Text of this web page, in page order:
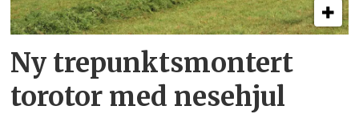
Ny trepunkts­montert
torotor med nesehjul